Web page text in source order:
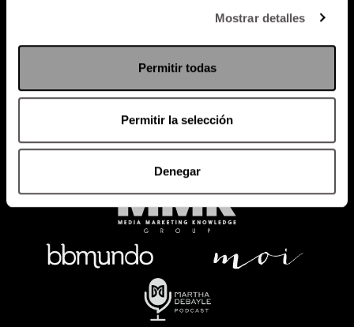
Mostrar detalles
Permitir todas
Permitir la selección
Denegar
Política de Privacidad
PODCAST RADIO MARTHA EVENTOS
SACA TU ID